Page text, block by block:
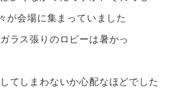
が会場に集まっていました
ラス張りのロビーは暑かっ
てしまわないか心配なほどでした